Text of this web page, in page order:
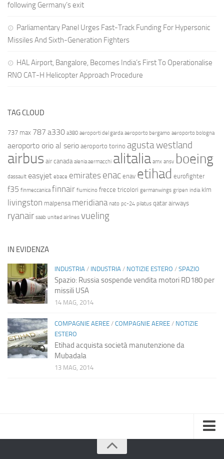
following Germany’s exit
Parliamentary Panel Urges Fast-Track Funding For Hypersonic
Missiles And Sixth-Generation Fighters
HAL Airport, Bangalore, Becomes India’s First To Operationalise
RNO CAT-H Helicopter Approach Procedure
TAG CLOUD
737 max 787 a330 a380 aeroporti del garda aeroporto bergamo aeroporto bologna
aeroporto orio al serio aeroporto torino agusta westland
airbus air canada alenia aermacchi alitalia amx ansv boeing
dassault easyjet ebace emirates enac enav etihad eurofighter
f35 finmeccanica finnair fiumicino frecce tricolori germanwings gripen india klm
livingston malpensa meridiana nato pc-24 pilatus qatar airways
ryanair saab united airlines vueling
IN EVIDENZA
INDUSTRIA / INDUSTRIA / NOTIZIE ESTERO / SPAZIO
Spazio: Russia sospende vendita motori RD180 per
missili USA
14 MAG, 2014
COMPAGNIE AEREE / COMPAGNIE AEREE / NOTIZIE
ESTERO
Etihad acquista società manutenzione da
Mubadala
13 MAG, 2014